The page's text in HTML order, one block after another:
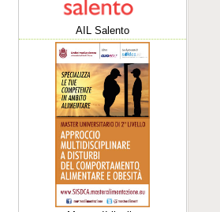
AIL Salento